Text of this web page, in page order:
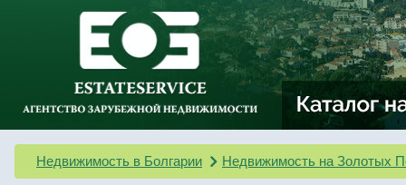
Недвижимость в Болгарии Недвижимость на Золотых